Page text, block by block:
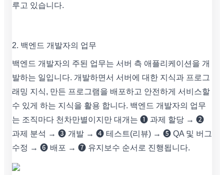
루고 있습니다.
2. 백엔드 개발자의 업무
백엔드 개발자의 주된 업무는 서버 측 애플리케이션을 개
발하는 일입니다. 개발하면서 서버에 대한 지식과 프로그
래밍 지식, 만든 프로그램을 배포하고 안전하게 서비스할
수 있게 하는 지식을 활용 합니다. 백엔드 개발자의 업무
는 조직마다 천차만별이지만 대개는 ❶ 과제 할당 → ❷
과제 분석 → ❸ 개발 → ➍ 테스트(리뷰) → ➎ QA 및 버그
수정 → ➏ 배포 → ➐ 유지보수 순서로 진행됩니다.